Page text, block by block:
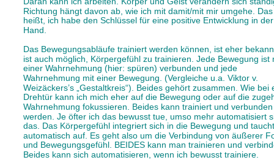
Richtung hängt davon ab, wie ich mit damit/mit mir umgehe.
heißt, ich habe den Schlüssel für eine positive Entwicklung in
Hand.
Das Bewegungsabläufe trainiert werden können, ist eher
ist auch möglich, Körpergefühl zu trainieren. Jede Bewegung ist
einer Wahrnehmung (hier: spüren) verbunden und jede
Wahrnehmung mit einer Bewegung. (Vergleiche u.a. Viktor v.
Weizäckers’s „Gestaltkreis“). Beides gehört zusammen. Wie bei
Drehtür kann ich mich eher auf die Bewegung oder auf die
Wahrnehmung fokussieren. Beides kann trainiert und
werden. Je öfter ich das bewusst tue, umso mehr automatisiert
das. Das Körpergefühl integriert sich in die Bewegung und
automatisch auf. Es geht also um die Verbindung von äußerer
und Bewegungsgefühl. BEIDES kann man trainieren und
Beides kann sich automatisieren, wenn ich bewusst trainiere.